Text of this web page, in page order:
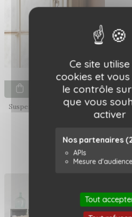
Ce site
cookies et
le contrôle
que vous
activer
Nos partenaires
APIs
Mesure d'audience
Tout
Suspension Léontine Taille...
54,00 €
Ajouter au panier